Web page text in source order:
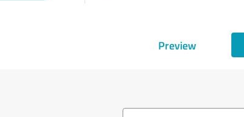
Preview